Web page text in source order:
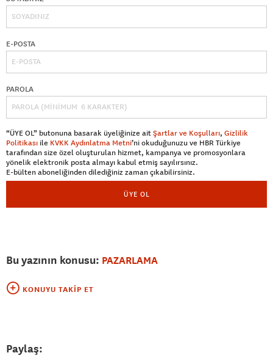
E-POSTA
PAROLA
“ÜYE OL” butonuna basarak üyeliğinize aitŞartlar ve Koşulları, Gizlilik
Politikası ile KVKK Aydınlatma Metni’ni okuduğunuzu ve HBR Türkiye
tarafından size özel oluşturulan hizmet, kampanya ve promosyonlara
yönelik elektronik posta almayı kabul etmiş sayılırsınız.
E-bülten aboneliğinden dilediğiniz zaman çıkabilirsiniz.
ÜYE OL
Bu yazının konusu: PAZARLAMA
KONUYU TAKIP ET
Paylaş: